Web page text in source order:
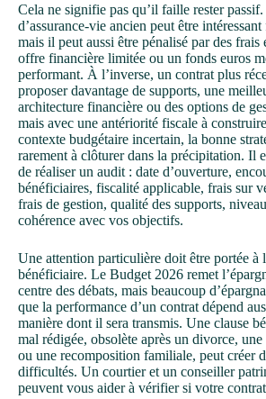
Cela ne signifie pas qu’il faille rester
d’assurance-vie ancien peut être
mais il peut aussi être pénalisé par des frais
offre financière limitée ou un fonds euros
performant. À l’inverse, un contrat plus
proposer davantage de supports, une
architecture financière ou des options de
mais avec une antériorité fiscale à
contexte budgétaire incertain, la bonne
rarement à clôturer dans la précipitation. Il
de réaliser un audit : date d’ouverture,
bénéficiaires, fiscalité applicable, frais sur
frais de gestion, qualité des supports,
cohérence avec vos objectifs.
Une attention particulière doit être portée à
bénéficiaire. Le Budget 2026 remet
centre des débats, mais beaucoup
que la performance d’un contrat dépend
manière dont il sera transmis. Une clause
mal rédigée, obsolète après un divorce, une
ou une recomposition familiale, peut créer
difficultés. Un courtier et un conseiller
peuvent vous aider à vérifier si votre